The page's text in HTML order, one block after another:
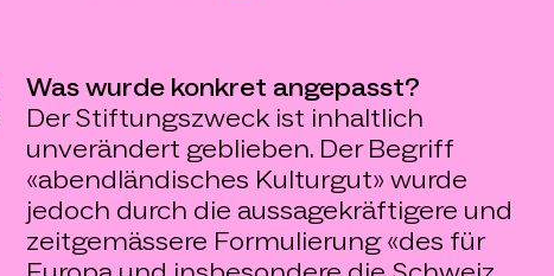
Was wurde konkret angepasst?
Der Stiftungszweck ist inhaltlich
unverändert geblieben. Der Begriff
«abendländisches Kulturgut» wurde
jedoch durch die aussagekräftigere und
zeitgemässere Formulierung «des für